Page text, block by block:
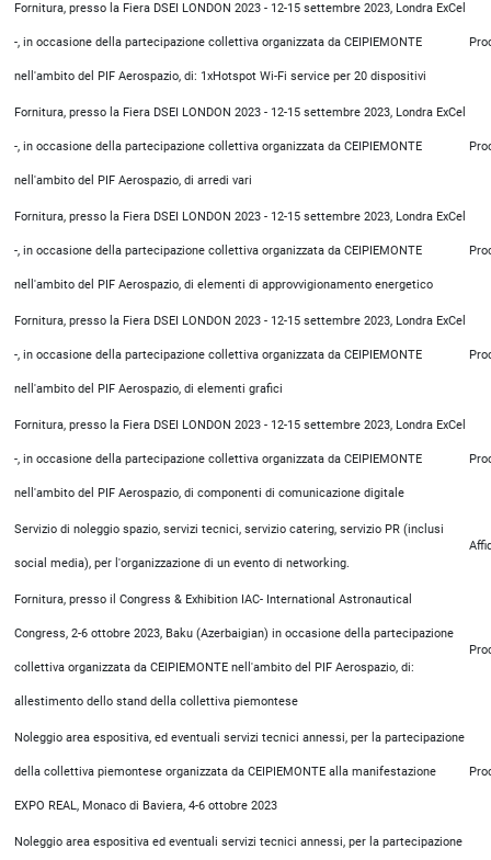
Fornitura, presso la Fiera DSEI LONDON 2023 - 12-15 settembre 2023, Londra ExCel
-, in occasione della partecipazione collettiva organizzata da CEIPIEMONTE
nell'ambito del PIF Aerospazio, di: 1xHotspot Wi-Fi service per 20 dispositivi
Fornitura, presso la Fiera DSEI LONDON 2023 - 12-15 settembre 2023, Londra ExCel
-, in occasione della partecipazione collettiva organizzata da CEIPIEMONTE
nell'ambito del PIF Aerospazio, di arredi vari
Fornitura, presso la Fiera DSEI LONDON 2023 - 12-15 settembre 2023, Londra ExCel
-, in occasione della partecipazione collettiva organizzata da CEIPIEMONTE
nell'ambito del PIF Aerospazio, di elementi di approvvigionamento energetico
Fornitura, presso la Fiera DSEI LONDON 2023 - 12-15 settembre 2023, Londra ExCel
-, in occasione della partecipazione collettiva organizzata da CEIPIEMONTE
nell'ambito del PIF Aerospazio, di elementi grafici
Fornitura, presso la Fiera DSEI LONDON 2023 - 12-15 settembre 2023, Londra ExCel
-, in occasione della partecipazione collettiva organizzata da CEIPIEMONTE
nell'ambito del PIF Aerospazio, di componenti di comunicazione digitale
Servizio di noleggio spazio, servizi tecnici, servizio catering, servizio PR (inclusi
social media), per l'organizzazione di un evento di networking.
Fornitura, presso il Congress & Exhibition IAC- International Astronautical
Congress, 2-6 ottobre 2023, Baku (Azerbaigian) in occasione della partecipazione
collettiva organizzata da CEIPIEMONTE nell'ambito del PIF Aerospazio, di:
allestimento dello stand della collettiva piemontese
Noleggio area espositiva, ed eventuali servizi tecnici annessi, per la partecipazione
della collettiva piemontese organizzata da CEIPIEMONTE alla manifestazione
EXPO REAL, Monaco di Baviera, 4-6 ottobre 2023
Noleggio area espositiva ed eventuali servizi tecnici annessi, per la partecipazione